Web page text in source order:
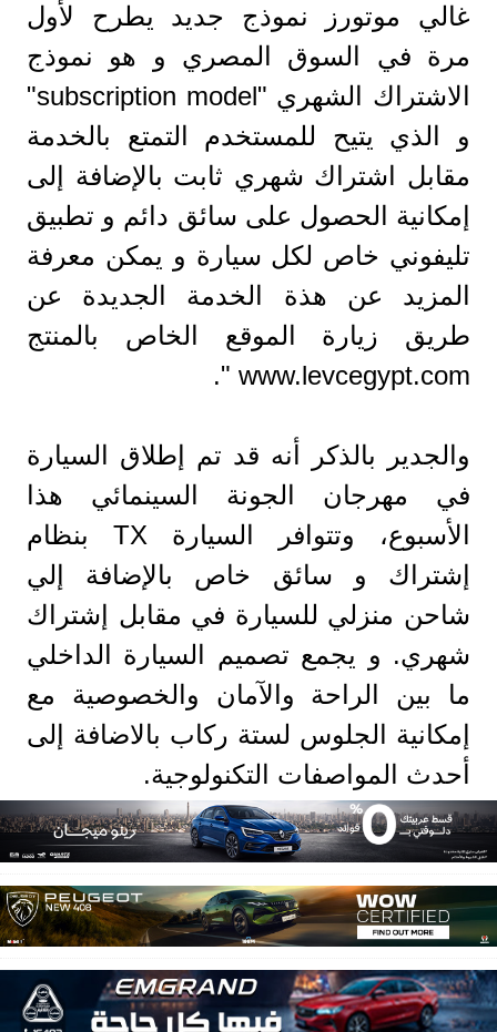
غالي موتورز نموذج جديد يطرح لأول
مرة في السوق المصري و هو نموذج
الاشتراك الشهري "subscription model"
و الذي يتيح للمستخدم التمتع بالخدمة
مقابل اشتراك شهري ثابت بالإضافة إلى
إمكانية الحصول على سائق دائم و تطبيق
تليفوني خاص لكل سيارة و يمكن معرفة
المزيد عن هذة الخدمة الجديدة عن
طريق زيارة الموقع الخاص بالمنتج
www.levcegypt.com ".
والجدير بالذكر أنه قد تم إطلاق السيارة
في مهرجان الجونة السينمائي هذا
الأسبوع، وتتوافر السيارة TX بنظام
إشتراك و سائق خاص بالإضافة إلي
شاحن منزلي للسيارة في مقابل إشتراك
شهري. و يجمع تصميم السيارة الداخلي
ما بين الراحة والآمان والخصوصية مع
إمكانية الجلوس لستة ركاب بالاضافة إلى
أحدث المواصفات التكنولوجية.